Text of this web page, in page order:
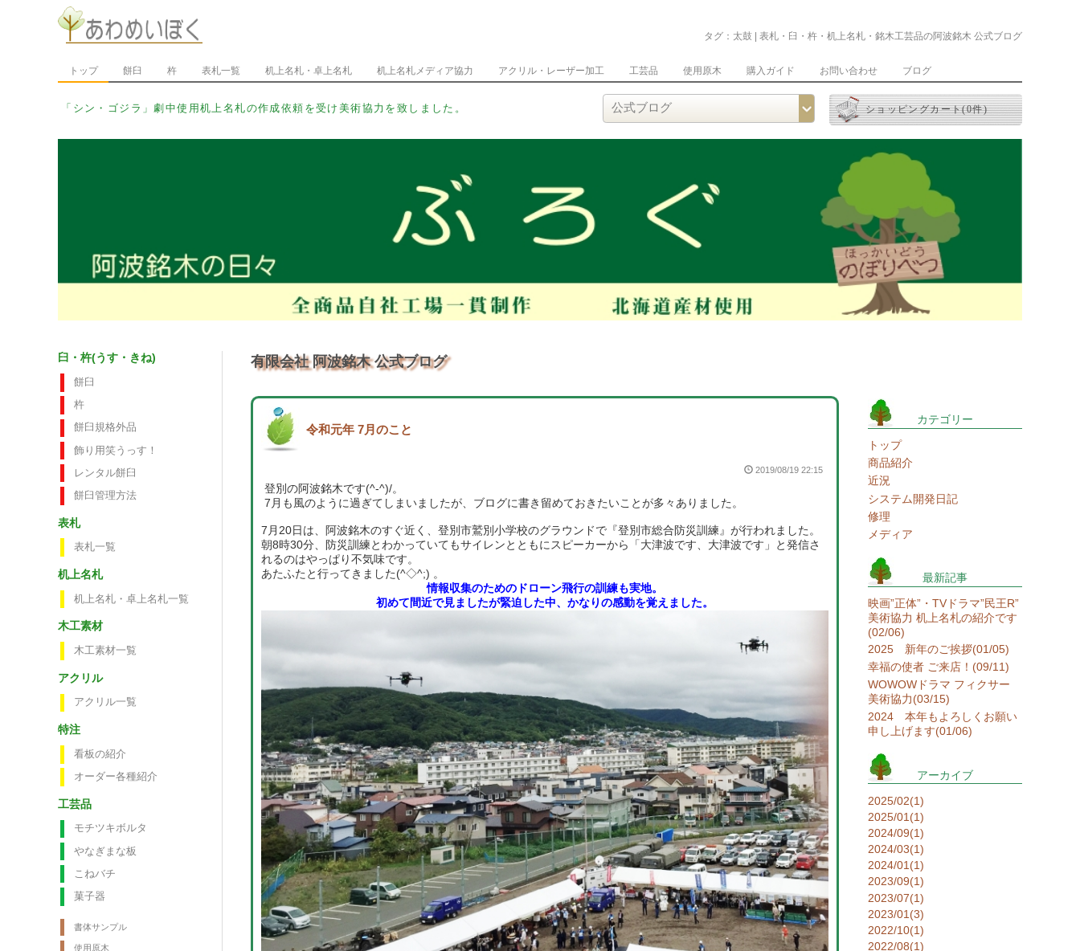
タグ：太鼓 | 表札・臼・杵・机上名札・銘木工芸品の阿波銘木 公式ブログ
トップ 餅臼 杵 表札一覧 机上名札・卓上名札 机上名札メディア協力 アクリル・レーザー加工 工芸品 使用原木 購入ガイド お問い合わせ ブログ
「シン・ウルトラマン」劇中_ ショッピングカート(0件)
臼・杵(うす・きね)
餅臼
杵
餅臼規格外品
飾り用笑うっす！
レンタル餅臼
餅臼管理方法
表札
表札一覧
机上名札
机上名札・卓上名札一覧
木工素材
木工素材一覧
アクリル
アクリル一覧
特注
看板の紹介
オーダー各種紹介
工芸品
モチツキボルタ
やなぎまな板
こねバチ
菓子器
書体サンプル
使用原木
有限会社 阿波銘木 公式ブログ
令和元年 7月のこと
2019/08/19 22:15
登別の阿波銘木です(^-^)/。
7月も風のように過ぎてしまいましたが、ブログに書き留めておきたいことが多々ありました。
7月20日は、阿波銘木のすぐ近く、登別市鷲別小学校のグラウンドで『登別市総合防災訓練』が行われました。
朝8時30分、防災訓練とわかっていてもサイレンとともにスピーカーから「大津波です、大津波です」と発信さ
れるのはやっぱり不気味です。
あたふたと行ってきました(^◇^;) 。
情報収集のためのドローン飛行の訓練も実地。
初めて間近で見ましたが緊迫した中、かなりの感動を覚えました。
カテゴリー
トップ
商品紹介
近況
システム開発日記
修理
メディア
最新記事
映画”正体”・TVドラマ”民王R”
美術協力 机上名札の紹介です
(02/06)
2025 新年のご挨拶(01/05)
幸福の使者 ご来店！(09/11)
WOWOWドラマ フィクサー
美術協力(03/15)
2024 本年もよろしくお願い
申し上げます(01/06)
アーカイブ
2025/02(1)
2025/01(1)
2024/09(1)
2024/03(1)
2024/01(1)
2023/09(1)
2023/07(1)
2023/01(3)
2022/10(1)
2022/08(1)